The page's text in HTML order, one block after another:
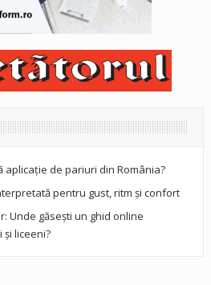
aplicație de pariuri din România?
pentru gust, ritm și confort
Unde găsești un ghid online
liceeni?